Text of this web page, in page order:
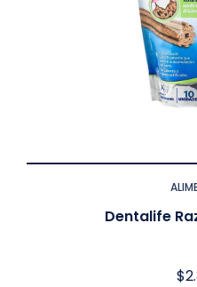
Dentalife
$